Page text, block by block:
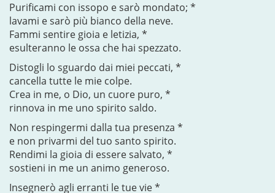
Purificami con issopo e sarò mondato; *
lavami e sarò più bianco della neve.
Fammi sentire gioia e letizia, *
esulteranno le ossa che hai spezzato.
Distogli lo sguardo dai miei peccati, *
cancella tutte le mie colpe.
Crea in me, o Dio, un cuore puro, *
rinnova in me uno spirito saldo.
Non respingermi dalla tua presenza *
e non privarmi del tuo santo spirito.
Rendimi la gioia di essere salvato, *
sostieni in me un animo generoso.
Insegnerò agli erranti le tue vie *